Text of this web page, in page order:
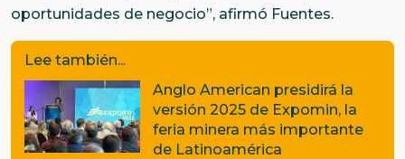
oportunidades de negocio”, afirmó Fuentes.
Lee también...
Anglo American presidirá la
versión 2025 de Expomin, la
feria minera más importante
de Latinoamérica